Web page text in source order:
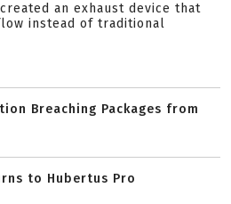
an exhaust device that
instead of traditional
Breaching Packages from
to Hubertus Pro